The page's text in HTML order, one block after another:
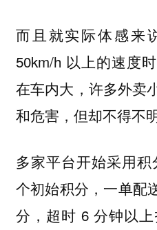
而且就实际体感来
50km/h 以上的速度
在车内大，许多外卖
和危害，但却不得不
多家平台开始采用
个初始积分，一单配
分，超时 6 分钟以